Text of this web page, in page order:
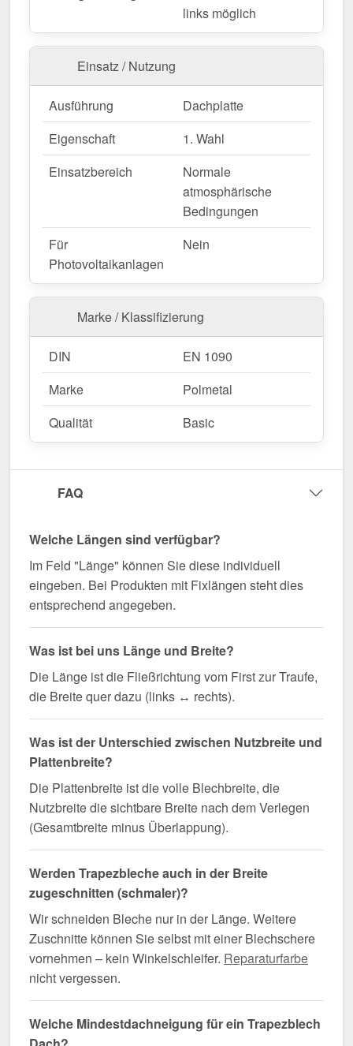
Langlebig, wetterfest, individuell auf Maß – bestellen
Sie jetzt und profitieren Sie von schneller Lieferung!
Wegen Sonderanfertigung vom Widerruf ausgeschlossen
links möglich
Einsatz / Nutzung
Ausführung
Dachplatte
Eigenschaft
1. Wahl
Einsatzbereich
Normale
atmosphärische
Bedingungen
Für
Photovoltaikanlagen
Nein
Marke / Klassifizierung
DIN
EN 1090
Marke
Polmetal
Qualität
Basic
FAQ
Welche Längen sind verfügbar?
Im Feld "Länge" können Sie diese individuell
eingeben. Bei Produkten mit Fixlängen steht dies
entsprechend angegeben.
Was ist bei uns Länge und Breite?
Die Länge ist die Fließrichtung vom First zur Traufe,
die Breite quer dazu (links ↔ rechts).
Was ist der Unterschied zwischen Nutzbreite und
Plattenbreite?
Die Plattenbreite ist die volle Blechbreite, die
Nutzbreite die sichtbare Breite nach dem Verlegen
(Gesamtbreite minus Überlappung).
Werden Trapezbleche auch in der Breite
zugeschnitten (schmaler)?
Wir schneiden Bleche nur in der Länge. Weitere
Zuschnitte können Sie selbst mit einer Blechschere
vornehmen – kein Winkelschleifer. Reparaturfarbe
nicht vergessen.
Welche Mindestdachneigung für ein Trapezblech